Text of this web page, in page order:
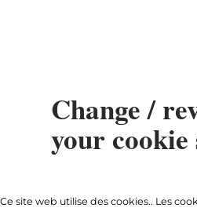
Change /
your cookie
Ce site web utilise des cookies.. Les